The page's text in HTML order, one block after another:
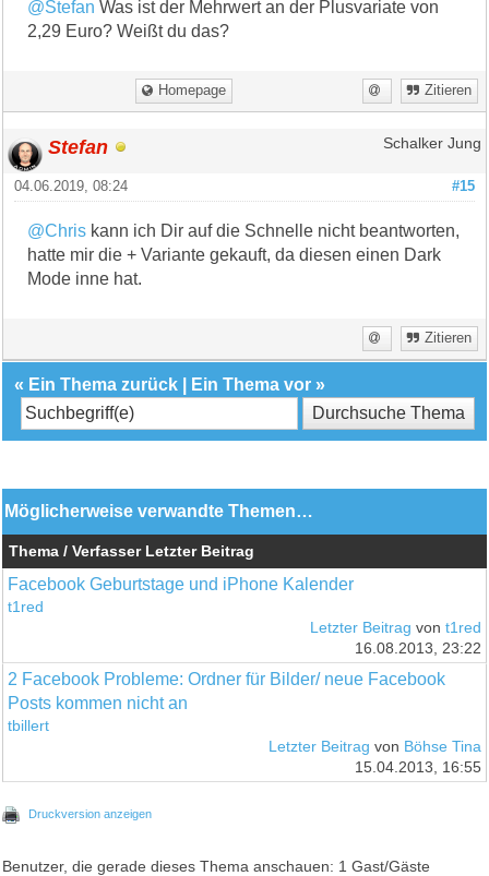
@Stefan Was ist der Mehrwert an der Plusvariate von
2,29 Euro? Weißt du das?
Homepage Zitieren
Stefan Schalker Jung
#15
04.06.2019, 08:24
@Chris kann ich Dir auf die Schnelle nicht beantworten,
hatte mir die + Variante gekauft, da diesen einen Dark
Mode inne hat.
Zitieren
« Ein Thema zurück Ein Thema vor »
Möglicherweise verwandte Themen…
Thema / Verfasser Letzter Beitrag
Facebook Geburtstage und iPhone Kalender
t1red
Letzter Beitrag von t1red
16.08.2013, 23:22
2 Facebook Probleme: Ordner für Bilder/ neue Facebook
Posts kommen nicht an
tbillert
Letzter Beitrag von Böhse Tina
15.04.2013, 16:55
Druckversion anzeigen
Benutzer, die gerade dieses Thema anschauen: 1 Gast/Gäste